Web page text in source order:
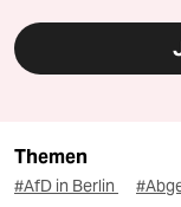
Themen
#AfD in Berlin